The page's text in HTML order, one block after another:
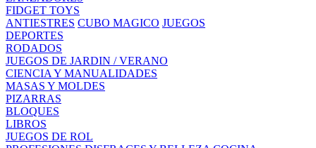
FIDGET TOYS
ANTIESTRES CUBO MAGICO JUEGOS
DEPORTES
RODADOS
JUEGOS DE JARDIN / VERANO
CIENCIA Y MANUALIDADES
MASAS Y MOLDES
PIZARRAS
BLOQUES
LIBROS
JUEGOS DE ROL